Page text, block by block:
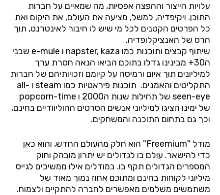
עלויות הייצור וההפצה אפסיות, מה שמאיים על חברות
התוכן. ויקיפדיה, למשל, מציעה את העולם, את היקום ואת
כל הפרטים הקטנים לכל מי שיש לו חיבור לאינטרנט, תוך
הרס של האנציקלופדיה.
שיתוף קבצים ותוכנות כמו napster, kaza ו e-mule שבני
ה30+ מבינינו גדלו בתוכם הביאו הנאה חסרת ערך
למיליונים תוך איום ורמיסה על קיומם וזכויותיהם של חברות
התקליטים והאמנים. תוכנות פיראטיות כמו steam ו all-
seen-eye של תחילות שנות ה2000 ו popcorn-time
של ימינו הציגו למיליוני אנשים הסרטים ההוליוודיים בחינם,
וכך גם בתחום התוכנה והמשחקים.
מודל "Freemium" הוא חלק מהעולם החדש, והוא כאן
כדי להישאר. עולם בו לגדולים יש יתרון מובהק וחוק
המספרים הגדולים תקף בו. במודלים אילו ממשיכים לגייס
מיליוני לקוחות בחינם ומתוכם אחוז נמוך מאוד של
משתמשים משלמים מאפשרים לחברה להתקיים ולצמוח.